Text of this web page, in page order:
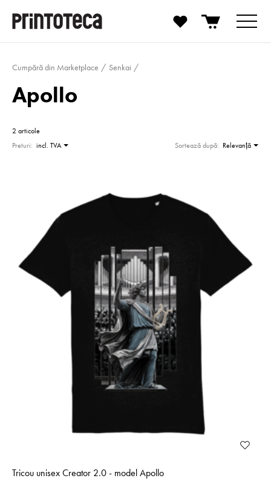
Cumpără din Marketplace Senkai
Apollo
2 articole
Preturi: incl. TVA Sortează după: Relevanţă
Tricou unisex Creator 2.0 - model Apollo